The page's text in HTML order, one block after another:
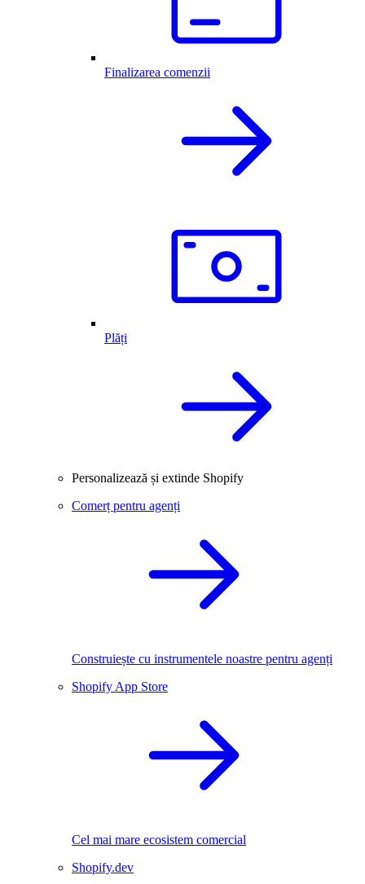
Finalizarea comenzii
Plăți
Personalizează și extinde Shopify
Comerț pentru agenți
Construiește cu instrumentele noastre pentru agenți
Shopify App Store
Cel mai mare ecosistem comercial
Shopify.dev